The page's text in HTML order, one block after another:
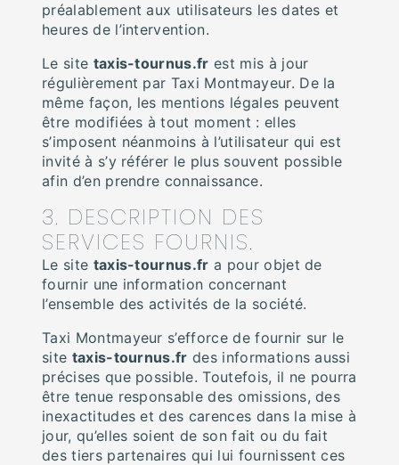
préalablement aux utilisateurs les dates et
heures de l’intervention.
Le site taxis-tournus.fr est mis à jour
régulièrement par Taxi Montmayeur. De la
même façon, les mentions légales peuvent
être modifiées à tout moment : elles
s’imposent néanmoins à l’utilisateur qui est
invité à s’y référer le plus souvent possible
afin d’en prendre connaissance.
3. DESCRIPTION DES
SERVICES FOURNIS.
Le site taxis-tournus.fr a pour objet de
fournir une information concernant
l’ensemble des activités de la société.
Taxi Montmayeur s’efforce de fournir sur le
site taxis-tournus.fr des informations aussi
précises que possible. Toutefois, il ne pourra
être tenue responsable des omissions, des
inexactitudes et des carences dans la mise à
jour, qu’elles soient de son fait ou du fait
des tiers partenaires qui lui fournissent ces